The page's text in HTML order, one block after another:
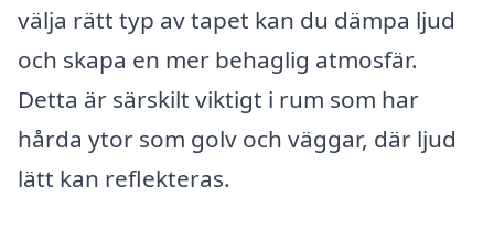
välja rätt typ av tapet kan du dämpa ljud
och skapa en mer behaglig atmosfär.
Detta är särskilt viktigt i rum som har
hårda ytor som golv och väggar, där ljud
lätt kan reflekteras.